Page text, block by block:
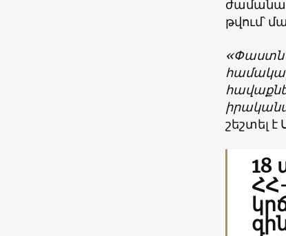
թվում՝
«Փաստն
շեշտել է
18